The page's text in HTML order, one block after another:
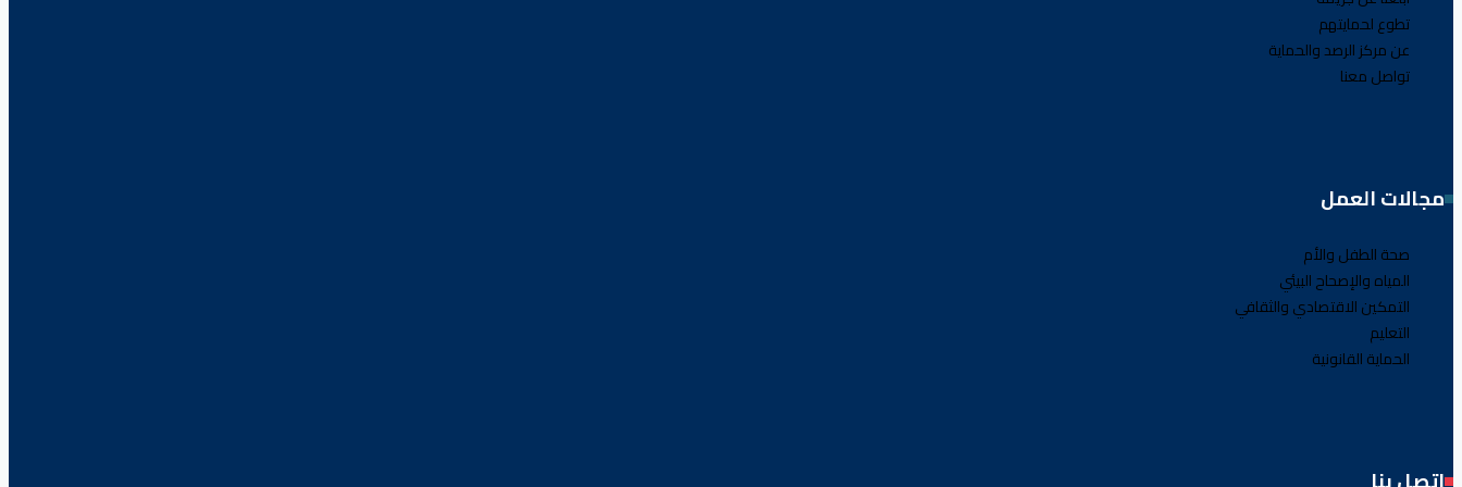
تطوع لحمايتهم
عن مركز الرصد والحماية
تواصل معنا
مجالات العمل
صحة الطفل والأم
المياه والإصحاح البيئي
التمكين الاقتصادي والثقافي
التعليم
الحماية القانونية